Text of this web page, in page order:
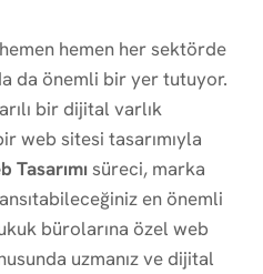
hemen her sektörde
da önemli bir yer tutuyor.
bir dijital varlık
web sitesi tasarımıyla
Tasarımı süreci, marka
en önemli
bürolarına özel web
uzmanız ve dijital